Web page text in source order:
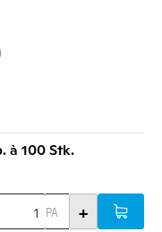
à 100 Stk.
PA +